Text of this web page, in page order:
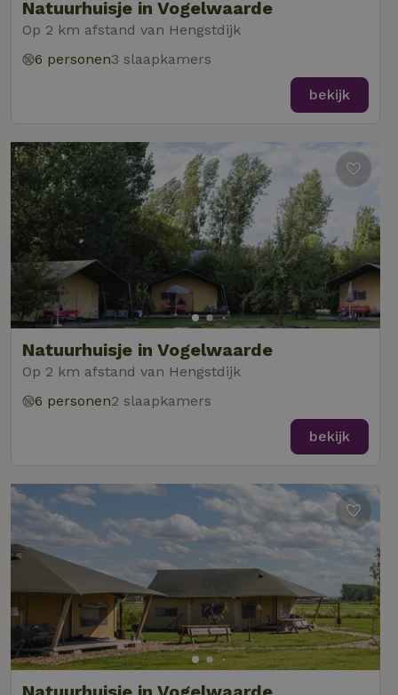
Natuurhuisje in Vogelwaarde
Op 2 km afstand van Hengstdijk
6 personen3 slaapkamers
bekijk
Natuurhuisje in Vogelwaarde
Op 2 km afstand van Hengstdijk
6 personen2 slaapkamers
bekijk